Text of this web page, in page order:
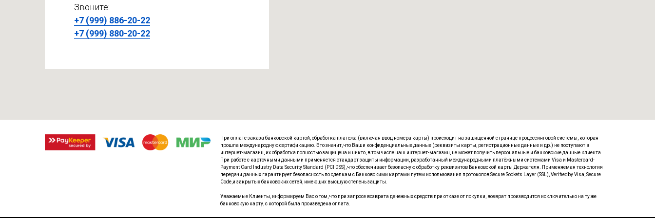
Звоните:
+7 (999) 886-20-22
+7 (999) 880-20-22
При оплате заказа банковской картой, обработка платежа (включая ввод номера карты) происходит на защищенной странице процессинговой системы, которая
прошла международную сертификацию. Это значит, что Ваши конфиденциальные данные (реквизиты карты, регистрационные данные и др.) не поступают в
интернет-магазин, их обработка полностью защищена и никто, в том числе наш интернет-магазин, не может получить персональные и банковские данные клиента.
При работе с карточными данными применяется стандарт защиты информации, разработанный международными платёжными системами Visa и Masterсard-
Payment Card Industry Data Security Standard (PCI DSS), что обеспечивает безопасную обработку реквизитов Банковской карты Держателя. Применяемая технология
передачи данных гарантирует безопасность по сделкам с Банковскими картами путем использования протоколов Secure Sockets Layer (SSL), Verifiedby Visa, Secure
Code,и закрытых банковских сетей, имеющих высшую степень защиты.
Уважаемые Клиенты, информируем Вас о том, что при запросе возврата денежных средств при отказе от покупки, возврат производится исключительно на ту же
банковскую карту, с которой была произведена оплата.